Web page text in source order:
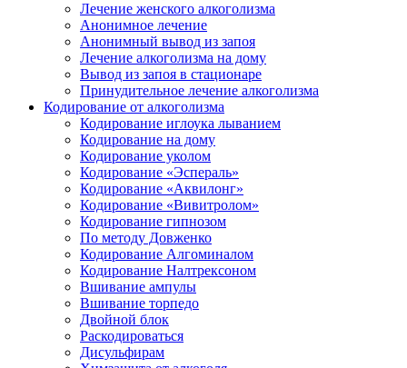
Лечение женского алкоголизма
Анонимное лечение
Анонимный вывод из запоя
Лечение алкоголизма на дому
Вывод из запоя в стационаре
Принудительное лечение алкоголизма
Кодирование от алкоголизма
Кодирование иглоука лыванием
Кодирование на дому
Кодирование уколом
Кодирование «Эспераль»
Кодирование «Аквилонг»
Кодирование «Вивитролом»
Кодирование гипнозом
По методу Довженко
Кодирование Алгоминалом
Кодирование Налтрексоном
Вшивание ампулы
Вшивание торпедо
Двойной блок
Раскодироваться
Дисульфирам